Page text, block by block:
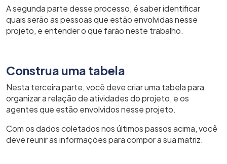
A segunda parte desse processo, é saber identificar
quais serão as pessoas que estão envolvidas nesse
projeto, e entender o que farão neste trabalho.
Construa uma tabela
Nesta terceira parte, você deve criar uma tabela para
organizar a relação de atividades do projeto, e os
agentes que estão envolvidos nesse projeto.
Com os dados coletados nos últimos passos acima, você
deve reunir as informações para compor a sua matriz.